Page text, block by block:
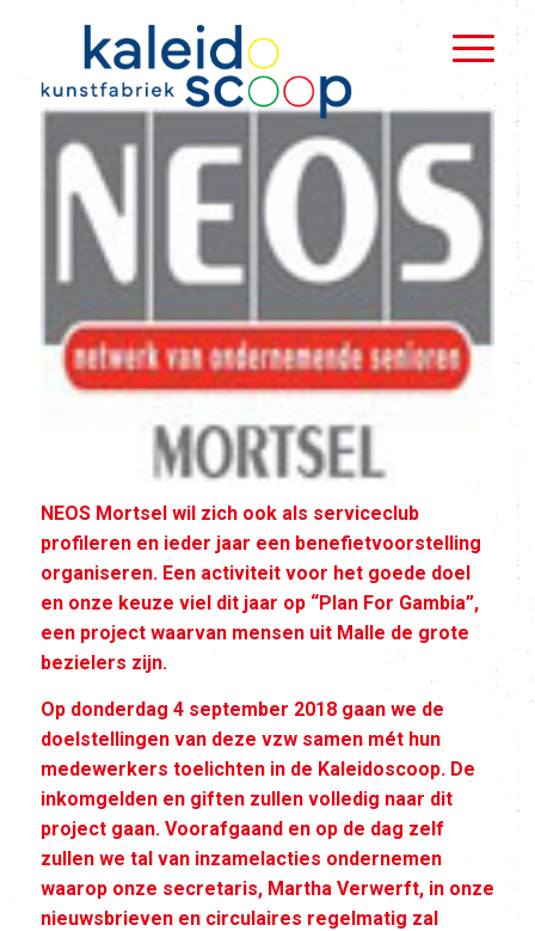
NEOS Mortsel wil zich ook als serviceclub
profileren en ieder jaar een benefietvoorstelling
organiseren. Een activiteit voor het goede doel
en onze keuze viel dit jaar op “Plan For Gambia”,
een project waarvan mensen uit Malle de grote
bezielers zijn.
Op donderdag 4 september 2018 gaan we de
doelstellingen van deze vzw samen mét hun
medewerkers toelichten in de Kaleidoscoop. De
inkomgelden en giften zullen volledig naar dit
project gaan. Voorafgaand en op de dag zelf
zullen we tal van inzamelacties ondernemen
waarop onze secretaris, Martha Verwerft, in onze
nieuwsbrieven en circulaires regelmatig zal